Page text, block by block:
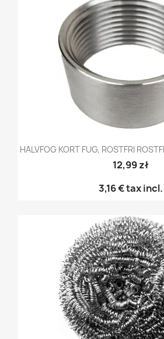
HALVFOG KORT FUG, ROSTFRI
12,99 zł
3,16 €tax incl.